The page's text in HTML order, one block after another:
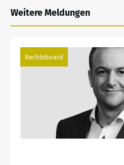
Weitere Meldungen
Rechtsboard